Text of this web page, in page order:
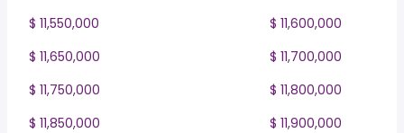
$ 11,550,000
$ 11,600,000
$ 11,650,000
$ 11,700,000
$ 11,750,000
$ 11,800,000
$ 11,850,000
$ 11,900,000